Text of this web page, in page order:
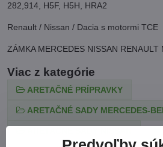
282,914, H5F, H5H, HRA2
Renault / Nissan / Dacia s motormi TCE
ZÁMKA MERCEDES NISSAN
Viac z kategórie
ARETAČNÉ PRÍPRAVKY
ARETAČNÉ SADY MERCEDES-